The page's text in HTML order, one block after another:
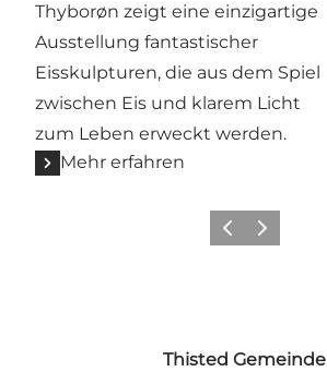
Thyborøn zeigt eine einzigartige
Ausstellung fantastischer
Eisskulpturen, die aus dem Spiel
zwischen Eis und klarem Licht
zum Leben erweckt werden.
Mehr erfahren
ZurückWeiter
Thisted Gemeinde